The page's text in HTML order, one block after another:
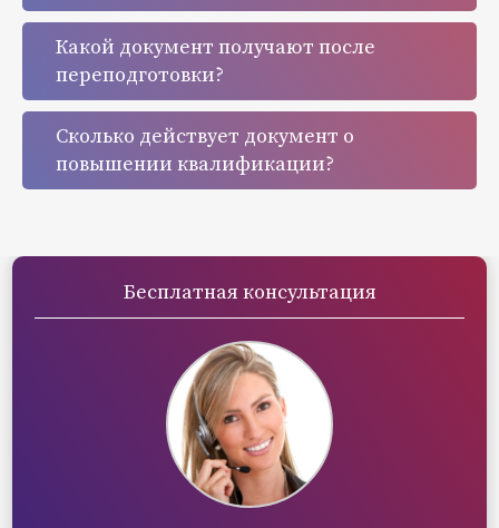
Какой документ получают после
переподготовки?
Сколько действует документ о
повышении квалификации?
Бесплатная консультация